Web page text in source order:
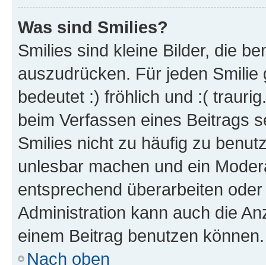
Was sind Smilies?
Smilies sind kleine Bilder, die
auszudrücken. Für jeden
bedeutet :) fröhlich und :(
beim Verfassen eines Beitrags
Smilies nicht zu häufig zu
unlesbar machen und ein
entsprechend überarbeiten
Administration kann auch die
einem Beitrag benutzen können.
Nach oben